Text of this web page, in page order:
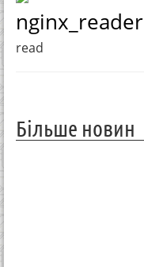
nginx_reader
read
Більше новин